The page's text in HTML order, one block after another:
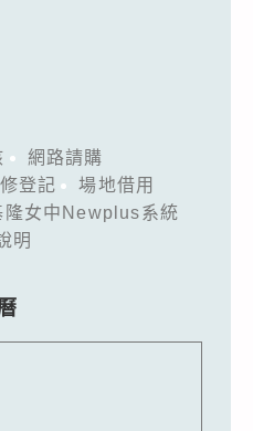
網路請購
登記
場地借用
隆女中Newplus系統
明